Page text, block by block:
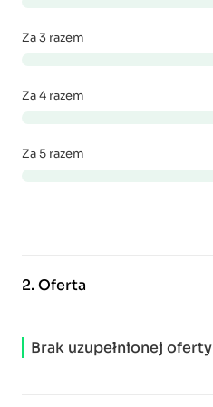
Za 3 razem
Za 4 razem
Za 5 razem
2.Oferta
Brak uzupełnionej oferty